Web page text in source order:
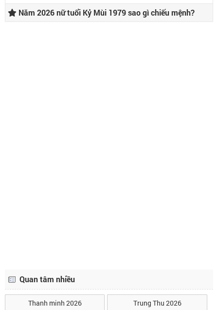
Năm 2026 nữ tuổi Kỷ Mùi 1979 sao gì chiếu mệnh?
Quan tâm nhiều
Thanh minh 2026 Trung Thu 2026